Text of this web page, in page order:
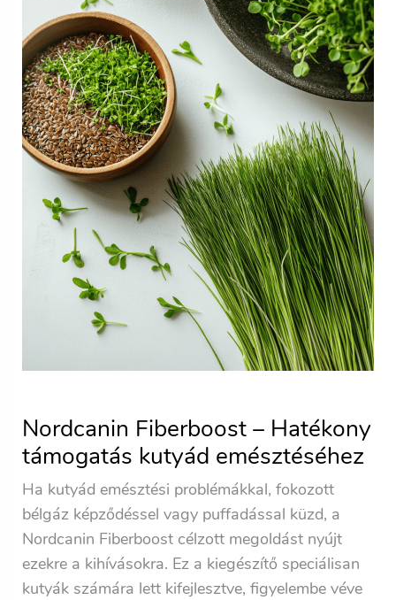
Nordcanin Fiberboost – Hatékony
támogatás kutyád emésztéséhez
Ha kutyád emésztési problémákkal, fokozott
bélgáz képződéssel vagy puffadással küzd, a
Nordcanin Fiberboost célzott megoldást nyújt
ezekre a kihívásokra. Ez a kiegészítő speciálisan
kutyák számára lett kifejlesztve, figyelembe véve